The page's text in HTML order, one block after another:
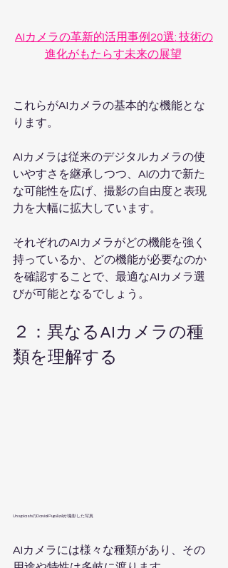
AIカメラの革新的活用事例20選: 技術の
進化がもたらす未来の展望
これらがAIカメラの基本的な機能とな
ります。
AIカメラは従来のデジタルカメラの使
いやすさを継承しつつ、AIの力で新た
な可能性を広げ、撮影の自由度と表現
力を大幅に拡大しています。
それぞれのAIカメラがどの機能を強く
持っているか、どの機能が必要なのか
を確認することで、最適なAIカメラ選
びが可能となるでしょう。
２：異なるAIカメラの種
類を理解する
UnsplashのDavid Pupăzăが撮影した写真
AIカメラには様々な種類があり、その